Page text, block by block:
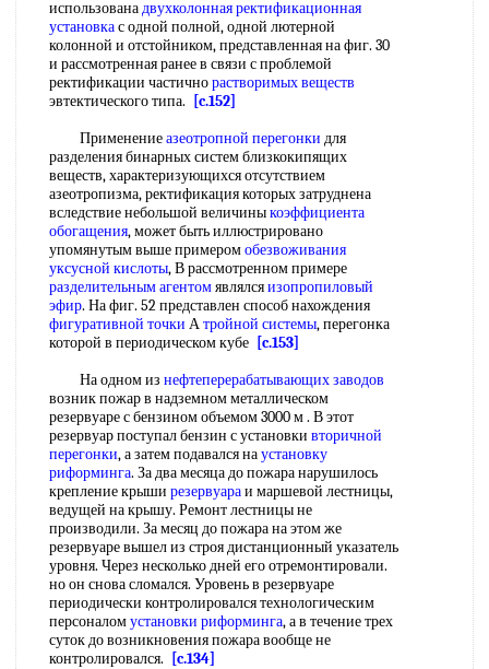
использованадвухколонная ректификационная
установкас одной полной, одной лютерной
колонной и отстойником, представленная на фиг. 30
и рассмотренная ранее в связи с проблемой
ректификации частичнорастворимых веществ
эвтектического типа.
[c.152]
Применениеазеотропной перегонки для
разделения бинарных систем близкокипящих
веществ, характеризующихся отсутствием
азеотропизма, ректификация которых затруднена
вследствие небольшой величиныкоэффициента
обогащения, может быть иллюстрировано
упомянутым выше примеромобезвоживания
уксусной кислоты, В рассмотренном примере
разделительным агентомявлялсяизопропиловый
эфир. На фиг. 52 представлен способ нахождения
фигуративной точки Атройной системы, перегонка
которой в периодическом кубе [c.153]
На одном из нефтеперерабатывающих заводов
возник пожар в надземном металлическом
резервуаре с бензином объемом 3000 м . В этот
резервуар поступал бензин с установки вторичной
перегонки, а затем подавался наустановку
риформинга. За два месяца до пожара нарушилось
крепление крыши резервуараи маршевой лестницы,
ведущей на крышу. Ремонт лестницы не
производили. За месяц до пожара на этом же
резервуаре вышел из строя дистанционный указатель
уровня. Через несколько дней его отремонтировали.
но он снова сломался. Уровень в резервуаре
периодически контролировался технологическим
персоналомустановки риформинга, а в течение трех
суток до возникновения пожара вообще не
контролировался.
[c.134]